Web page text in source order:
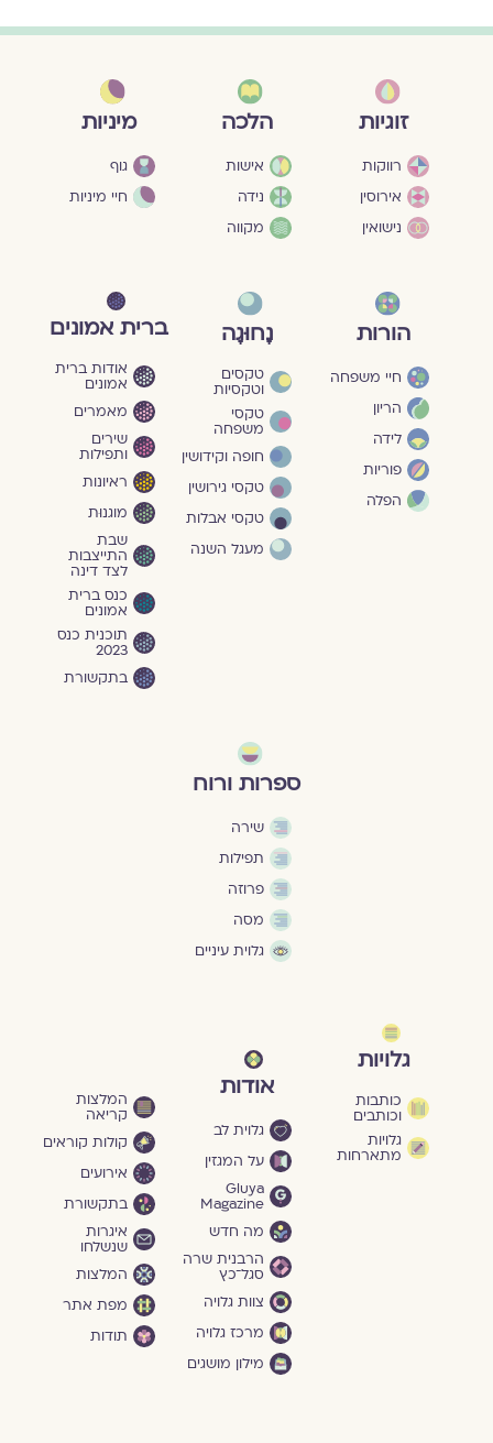
זוגיות
רווקות
אירוסין
נישואין
הלכה
אישות
נידה
מקווה
מיניות
גוף
חיי מיניות
הורות
חיי משפחה
הריון
לידה
פוריות
הפלה
נָחוּגָה
טקסים
וטקסיות
טקסי
משפחה
חופה וקידושין
טקסי גירושין
טקסי אבלות
מעגל השנה
ברית אמונים
אודות ברית
אמונים
מאמרים
שירים
ותפילות
ראיונות
מוגנוּת
שבת
התייצבות
לצד דינה
כנס ברית
אמונים
תוכנית כנס
2023
בתקשורת
ספרות ורוח
שירה
תפילות
פרוזה
מסה
גלוית עיניים
גלויות
כותבות
וכותבים
גלויות
מתארחות
אודות
גלוית לב
על המגזין
Gluya
Magazine
מה חדש
הרבנית שרה
סגל־כץ
צוות גלויה
מרכז גלויה
מילון מושגים
המלצות
קריאה
קולות קוראים
אירועים
בתקשורת
איגרות
שנשלחו
המלצות
מפת אתר
תודות